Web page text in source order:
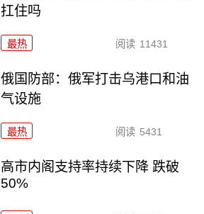
扛住吗
最热 阅读 11431
俄国防部：俄军打击乌港口和油
气设施
最热 阅读 5431
高市内阁支持率持续下降 跌破
50%